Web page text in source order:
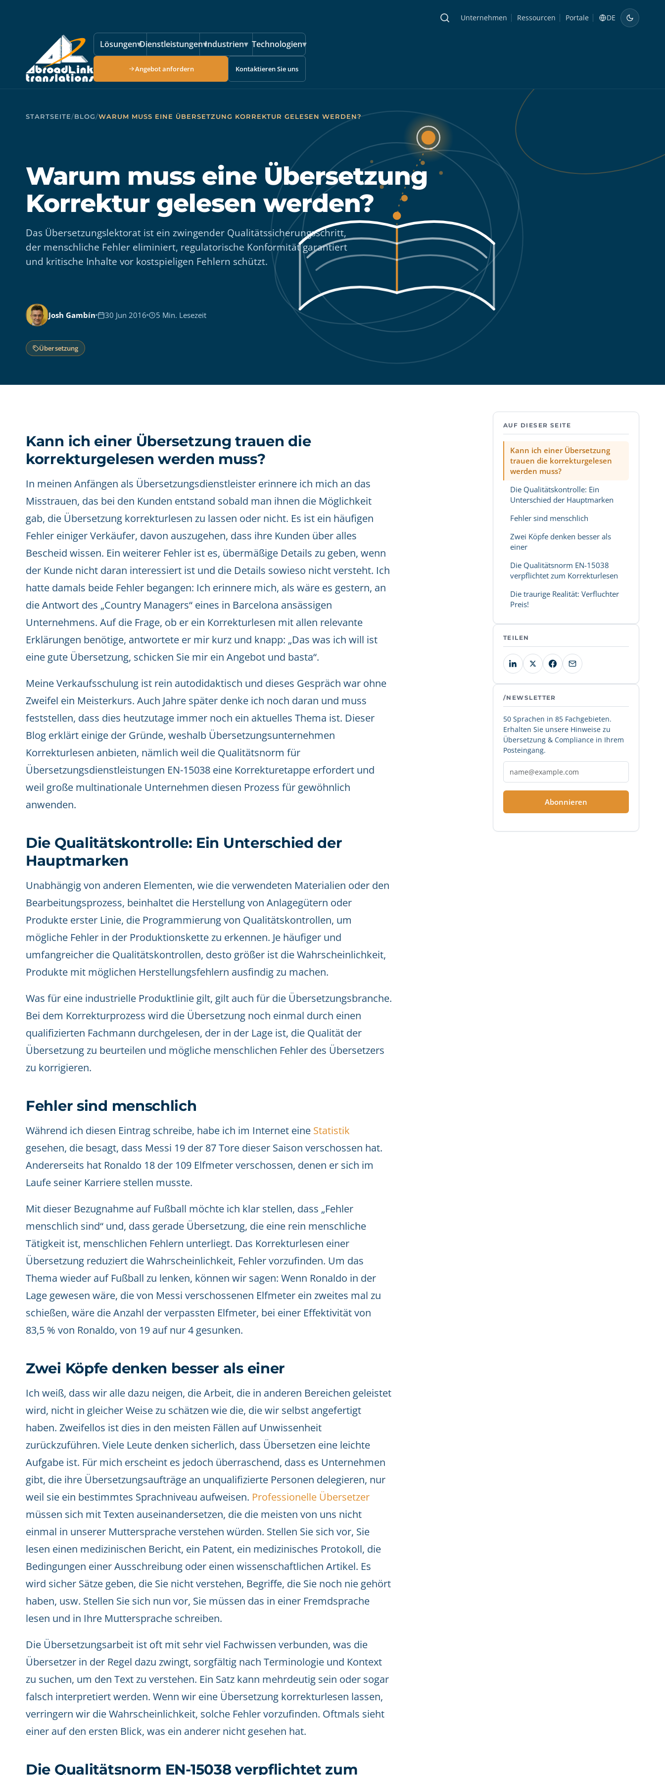
Unternehmen Ressourcen Portale DE
Lösungen▾Dienstleistungen▾Industrien▾ Technologien▾
Angebot anfordern Kontaktieren Sie uns
STARTSEITE/BLOG/WARUM MUSS EINE ÜBERSETZUNG KORREKTUR GELESEN WERDEN?
Warum muss eine Übersetzung
Korrektur gelesen werden?
Das Übersetzungslektorat ist ein zwingender Qualitätssicherungsschritt,
der menschliche Fehler eliminiert, regulatorische Konformität garantiert
und kritische Inhalte vor kostspieligen Fehlern schützt.
Josh Gambín 30 Jun 2016 5 Min. Lesezeit
Übersetzung
Kann ich einer Übersetzung trauen die
korrekturgelesen werden muss?
In meinen Anfängen als Übersetzungsdienstleister erinnere ich mich an das
Misstrauen, das bei den Kunden entstand sobald man ihnen die Möglichkeit
gab, die Übersetzung korrekturlesen zu lassen oder nicht. Es ist ein häufigen
Fehler einiger Verkäufer, davon auszugehen, dass ihre Kunden über alles
Bescheid wissen. Ein weiterer Fehler ist es, übermäßige Details zu geben, wenn
der Kunde nicht daran interessiert ist und die Details sowieso nicht versteht. Ich
hatte damals beide Fehler begangen: Ich erinnere mich, als wäre es gestern, an
die Antwort des „Country Managers“ eines in Barcelona ansässigen
Unternehmens. Auf die Frage, ob er ein Korrekturlesen mit allen relevante
Erklärungen benötige, antwortete er mir kurz und knapp: „Das was ich will ist
eine gute Übersetzung, schicken Sie mir ein Angebot und basta“.
Meine Verkaufsschulung ist rein autodidaktisch und dieses Gespräch war ohne
Zweifel ein Meisterkurs. Auch Jahre später denke ich noch daran und muss
feststellen, dass dies heutzutage immer noch ein aktuelles Thema ist. Dieser
Blog erklärt einige der Gründe, weshalb Übersetzungsunternehmen
Korrekturlesen anbieten, nämlich weil die Qualitätsnorm für
Übersetzungsdienstleistungen EN-15038 eine Korrekturetappe erfordert und
weil große multinationale Unternehmen diesen Prozess für gewöhnlich
anwenden.
Die Qualitätskontrolle: Ein Unterschied der
Hauptmarken
Unabhängig von anderen Elementen, wie die verwendeten Materialien oder den
Bearbeitungsprozess, beinhaltet die Herstellung von Anlagegütern oder
Produkte erster Linie, die Programmierung von Qualitätskontrollen, um
mögliche Fehler in der Produktionskette zu erkennen. Je häufiger und
umfangreicher die Qualitätskontrollen, desto größer ist die Wahrscheinlichkeit,
Produkte mit möglichen Herstellungsfehlern ausfindig zu machen.
Was für eine industrielle Produktlinie gilt, gilt auch für die Übersetzungsbranche.
Bei dem Korrekturprozess wird die Übersetzung noch einmal durch einen
qualifizierten Fachmann durchgelesen, der in der Lage ist, die Qualität der
Übersetzung zu beurteilen und mögliche menschlichen Fehler des Übersetzers
zu korrigieren.
Fehler sind menschlich
Während ich diesen Eintrag schreibe, habe ich im Internet eine Statistik
gesehen, die besagt, dass Messi 19 der 87 Tore dieser Saison verschossen hat.
Andererseits hat Ronaldo 18 der 109 Elfmeter verschossen, denen er sich im
Laufe seiner Karriere stellen musste.
Mit dieser Bezugnahme auf Fußball möchte ich klar stellen, dass „Fehler
menschlich sind“ und, dass gerade Übersetzung, die eine rein menschliche
Tätigkeit ist, menschlichen Fehlern unterliegt. Das Korrekturlesen einer
Übersetzung reduziert die Wahrscheinlichkeit, Fehler vorzufinden. Um das
Thema wieder auf Fußball zu lenken, können wir sagen: Wenn Ronaldo in der
Lage gewesen wäre, die von Messi verschossenen Elfmeter ein zweites mal zu
schießen, wäre die Anzahl der verpassten Elfmeter, bei einer Effektivität von
83,5 % von Ronaldo, von 19 auf nur 4 gesunken.
Zwei Köpfe denken besser als einer
Ich weiß, dass wir alle dazu neigen, die Arbeit, die in anderen Bereichen geleistet
wird, nicht in gleicher Weise zu schätzen wie die, die wir selbst angefertigt
haben. Zweifellos ist dies in den meisten Fällen auf Unwissenheit
zurückzuführen. Viele Leute denken sicherlich, dass Übersetzen eine leichte
Aufgabe ist. Für mich erscheint es jedoch überraschend, dass es Unternehmen
gibt, die ihre Übersetzungsaufträge an unqualifizierte Personen delegieren, nur
weil sie ein bestimmtes Sprachniveau aufweisen. Professionelle Übersetzer
müssen sich mit Texten auseinandersetzen, die die meisten von uns nicht
einmal in unserer Muttersprache verstehen würden. Stellen Sie sich vor, Sie
lesen einen medizinischen Bericht, ein Patent, ein medizinisches Protokoll, die
Bedingungen einer Ausschreibung oder einen wissenschaftlichen Artikel. Es
wird sicher Sätze geben, die Sie nicht verstehen, Begriffe, die Sie noch nie gehört
haben, usw. Stellen Sie sich nun vor, Sie müssen das in einer Fremdsprache
lesen und in Ihre Muttersprache schreiben.
Die Übersetzungsarbeit ist oft mit sehr viel Fachwissen verbunden, was die
Übersetzer in der Regel dazu zwingt, sorgfältig nach Terminologie und Kontext
zu suchen, um den Text zu verstehen. Ein Satz kann mehrdeutig sein oder sogar
falsch interpretiert werden. Wenn wir eine Übersetzung korrekturlesen lassen,
verringern wir die Wahrscheinlichkeit, solche Fehler vorzufinden. Oftmals sieht
einer auf den ersten Blick, was ein anderer nicht gesehen hat.
Die Qualitätsnorm EN-15038 verpflichtet zum
AUF DIESER SEITE
Kann ich einer Übersetzung
trauen die korrekturgelesen
werden muss?
Die Qualitätskontrolle: Ein
Unterschied der Hauptmarken
Fehler sind menschlich
Zwei Köpfe denken besser als
einer
Die Qualitätsnorm EN-15038
verpflichtet zum Korrekturlesen
Die traurige Realität: Verfluchter
Preis!
TEILEN
/NEWSLETTER
50 Sprachen in 85 Fachgebieten.
Erhalten Sie unsere Hinweise zu
Übersetzung & Compliance in Ihrem
Posteingang.
Abonnieren